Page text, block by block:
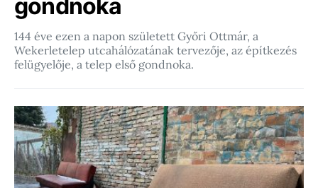
gondnoka
144 éve ezen a napon született Győri Ottmár, a
Wekerletelep utcahálózatának tervezője, az építkezés
felügyelője, a telep első gondnoka.